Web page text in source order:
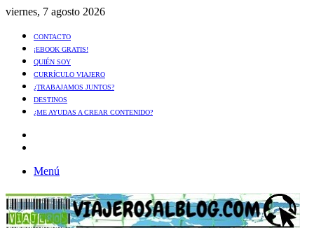
viernes, 7 agosto 2026
CONTACTO
¡EBOOK GRATIS!
QUIÉN SOY
CURRÍCULO VIAJERO
¿TRABAJAMOS JUNTOS?
DESTINOS
¿ME AYUDAS A CREAR CONTENIDO?
Menú